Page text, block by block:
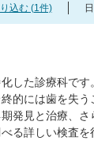
込む (1件)
した診療科で
的には歯を失
発見と治療、
る詳しい検査